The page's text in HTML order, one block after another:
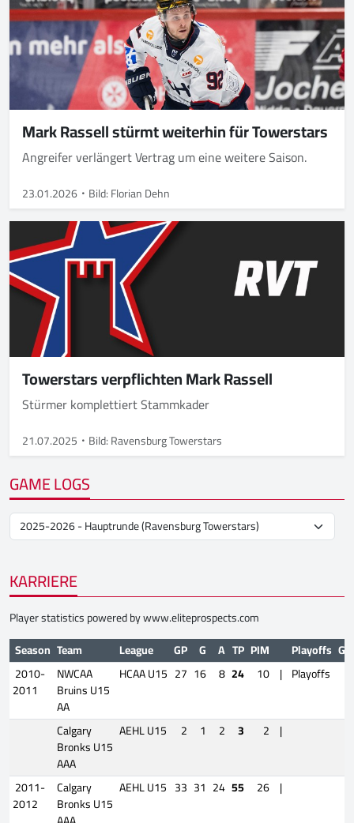
Mark Rassell stürmt weiterhin für Towerstars
Angreifer verlängert Vertrag um eine weitere Saison.
23.01.2026 Bild: Florian Dehn
Towerstars verpflichten Mark Rassell
Stürmer komplettiert Stammkader
21.07.2025 Bild: Ravensburg Towerstars
GAME LOGS
KARRIERE
Player statistics powered bywww.eliteprospects.com
Season Team League GP G A TP PIM Playoffs GP
2010-
2011
NWCAA
Bruins U15
AA
HCAA U15 27 16 8 24 10 | Playoffs
Calgary
Bronks U15
AAA
AEHL U15 2 1 2 3 2 |
2011-
2012
Calgary
Bronks U15
AEHL U15 33 31 24 55 26 |